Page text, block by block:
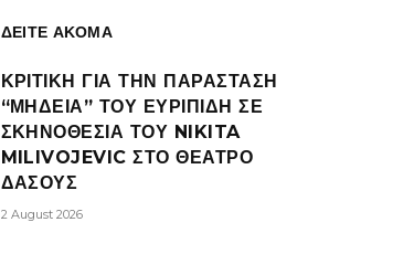
ΔΕΙΤΕ ΑΚΟΜΑ
ΚΡΙΤΙΚΗ ΓΙΑ ΤΗΝ ΠΑΡΑΣΤΑΣΗ
“ΜΗΔΕΙΑ” ΤΟΥ ΕΥΡΙΠΙΔΗ ΣΕ
ΣΚΗΝΟΘΕΣΙΑ ΤΟΥ NIKITA
MILIVOJEVIC ΣΤΟ ΘΕΑΤΡΟ
ΔΑΣΟΥΣ
2 August 2026